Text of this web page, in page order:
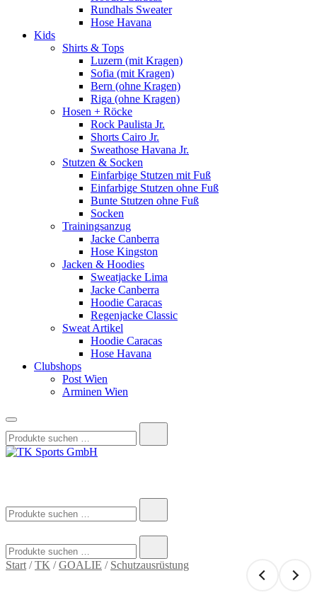
Rundhals Sweater
Hose Havana
Kids
Shirts & Tops
Luzern (mit Kragen)
Sofia (mit Kragen)
Bern (ohne Kragen)
Riga (ohne Kragen)
Hosen + Röcke
Rock Paulista Jr.
Shorts Cairo Jr.
Sweathose Havana Jr.
Stutzen & Socken
Einfarbige Stutzen mit Fuß
Einfarbige Stutzen ohne Fuß
Bunte Stutzen ohne Fuß
Socken
Trainingsanzug
Jacke Canberra
Hose Kingston
Jacken & Hoodies
Sweatjacke Lima
Jacke Canberra
Hoodie Caracas
Regenjacke Classic
Sweat Artikel
Hoodie Caracas
Hose Havana
Clubshops
Post Wien
Arminen Wien
nach:
nach:
nach:
Start /TK /GOALIE / Schutzausrüstung